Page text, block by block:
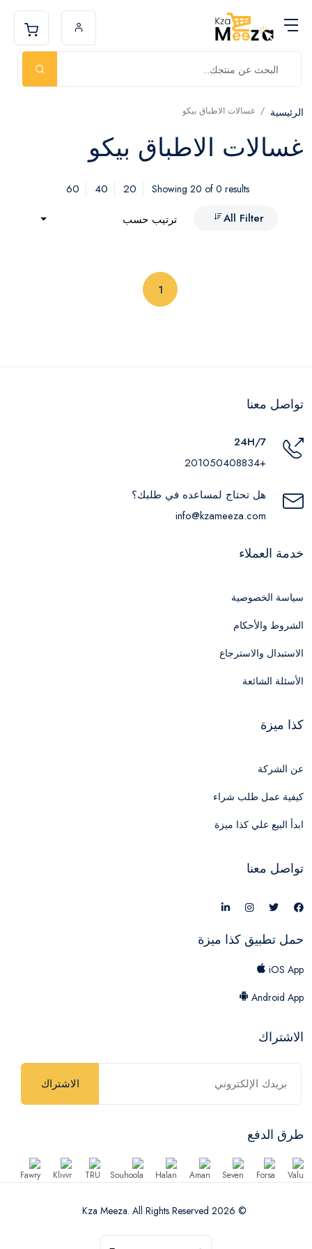
الرئيسية غسالات الاطباق بيكو
غسالات الاطباق بيكو
Showing 20 of 0 results
20
40
60
All Filter
ترتيب حسب
1
تواصل معنا
24H/7
+201050408834
هل تحتاج لمساعده في طلبك؟
info@kzameeza.com
خدمة العملاء
سياسة الخصوصية
الشروط والأحكام
الاستبدال والاسترجاع
الأسئلة الشائعة
كذا ميزة
عن الشركة
كيفية عمل طلب شراء
ابدأ البيع علي كذا ميزة
تواصل معنا
حمل تطبيق كذا ميزة
iOS App
Android App
الاشتراك
الاشتراك
طرق الدفع
© 2026 Kza Meeza. All Rights Reserved